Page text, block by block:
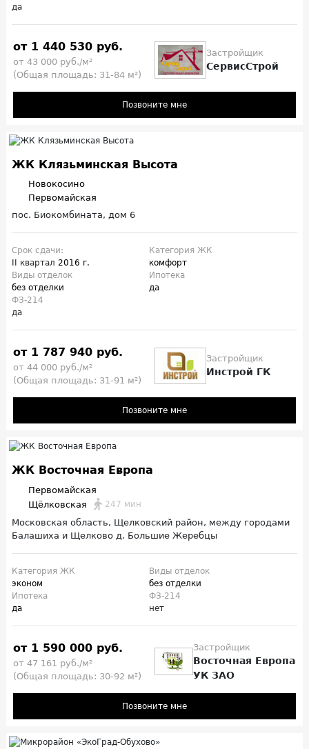
да
от 1 440 530 руб.
от 43 000 руб./м²
(Общая площадь: 31-84 м²)
Застройщик
СервисСтрой
Позвоните мне
ЖК Клязьминская Высота
Новокосино
Первомайская
пос. Биокомбината, дом 6
Срок сдачи:
II квартал 2016 г.
Категория ЖК
комфорт
Виды отделок
без отделки
Ипотека
да
ФЗ-214
да
от 1 787 940 руб.
от 44 000 руб./м²
(Общая площадь: 31-91 м²)
Застройщик
Инстрой ГК
Позвоните мне
ЖК Восточная Европа
Первомайская
Щёлковская
247 мин
Московская область, Щелковский район, между городами
Балашиха и Щелково д. Большие Жеребцы
Категория ЖК
эконом
Виды отделок
без отделки
Ипотека
да
ФЗ-214
нет
от 1 590 000 руб.
от 47 161 руб./м²
(Общая площадь: 30-92 м²)
Застройщик
Восточная Европа
УК ЗАО
Позвоните мне